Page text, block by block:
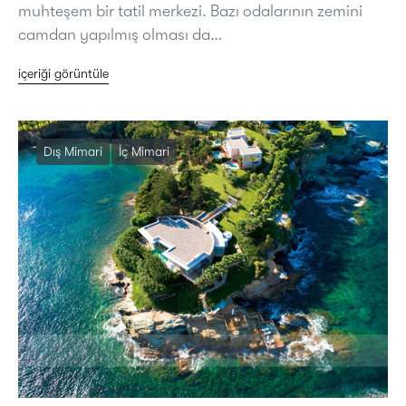
muhteşem bir tatil merkezi. Bazı odalarının zemini
camdan yapılmış olması da…
içeriği görüntüle
Dış Mimari İç Mimari